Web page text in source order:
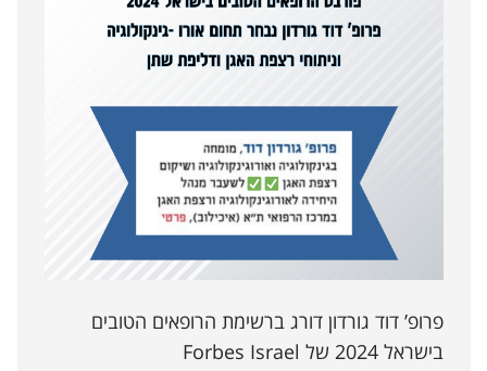
פרופ’ דוד גורדון דורג ברשימת הרופאים הטובים
בישראל 2024 של Forbes Israel